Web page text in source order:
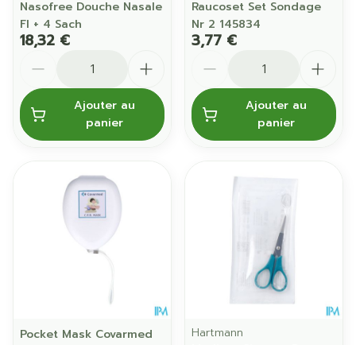
Nasofree Douche Nasale
Fl + 4 Sach
18,32 €
Ajouter au
panier
Raucoset Set Sondage
Nr 2 145834
3,77 €
Ajouter au
panier
Pocket Mask Covarmed
Hartmann